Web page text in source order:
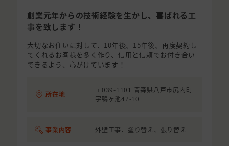
創業元年からの技術経験を生かし、喜ばれる工
事を致します！
大切なお住いに対して、10年後、15年後、再度契約し
てくれるお客様を多く作り、信用と信頼でお付き合い
できるよう、心がけています！
所在地
〒039-1101 青森県八戸市尻内町
字鴨ヶ池47-10
事業内容 外壁工事、塗り替え、張り替え